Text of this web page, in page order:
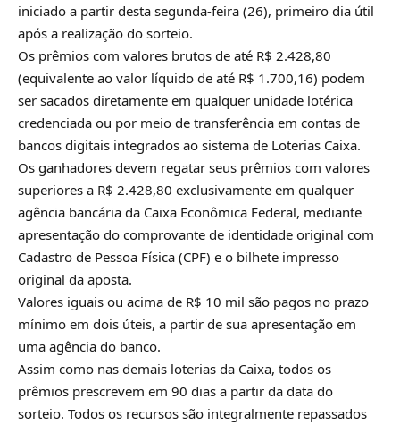
iniciado a partir desta segunda-feira (26), primeiro dia útil
após a realização do sorteio.
Os prêmios com valores brutos de até R$ 2.428,80
(equivalente ao valor líquido de até R$ 1.700,16) podem
ser sacados diretamente em qualquer unidade lotérica
credenciada ou por meio de transferência em contas de
bancos digitais integrados ao sistema de Loterias Caixa.
Os ganhadores devem regatar seus prêmios com valores
superiores a R$ 2.428,80 exclusivamente em qualquer
agência bancária da Caixa Econômica Federal, mediante
apresentação do comprovante de identidade original com
Cadastro de Pessoa Física (CPF) e o bilhete impresso
original da aposta.
Valores iguais ou acima de R$ 10 mil são pagos no prazo
mínimo em dois úteis, a partir de sua apresentação em
uma agência do banco.
Assim como nas demais loterias da Caixa, todos os
prêmios prescrevem em 90 dias a partir da data do
sorteio. Todos os recursos são integralmente repassados